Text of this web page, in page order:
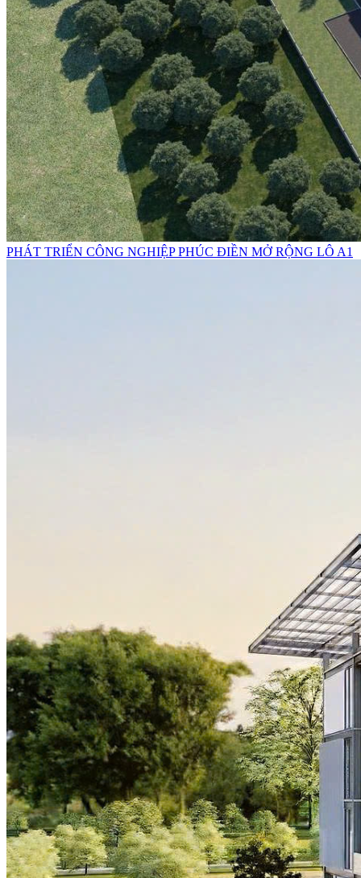
PHÁT TRIỂN CÔNG NGHIỆP PHÚC ĐIỀN MỞ RỘNG LÔ A1